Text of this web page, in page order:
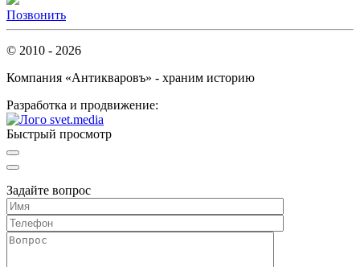
Позвонить
© 2010 - 2026
Компания «Антикваровъ» - храним историю
Разработка и продвижение:
Быстрый просмотр
Задайте вопрос